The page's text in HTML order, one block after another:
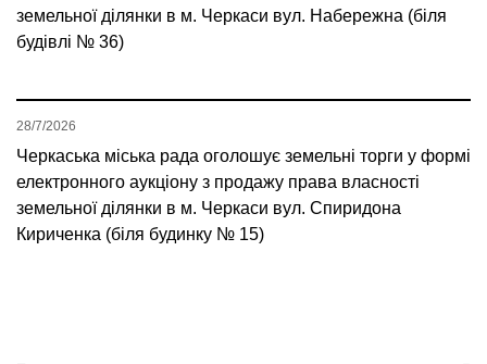
земельної ділянки в м. Черкаси вул. Набережна (біля
будівлі № 36)
Черкаська міська рада оголошує земельні торги у формі
електронного аукціону з продажу права власності
земельної ділянки в м. Черкаси вул. Спиридона
Кириченка (біля будинку № 15)
28/7/2026